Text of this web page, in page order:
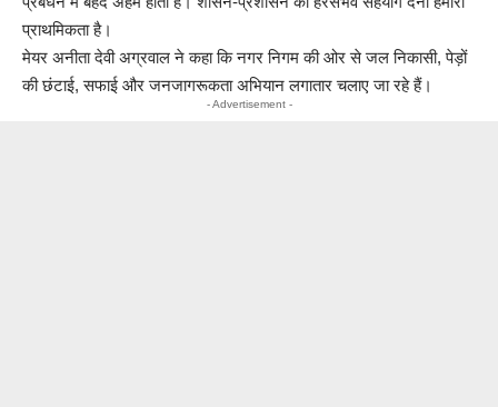
प्राथमिकता है।
मेयर अनीता देवी अग्रवाल ने कहा कि नगर निगम की ओर से जल निकासी, पेड़ों
की छंटाई, सफाई और जनजागरूकता अभियान लगातार चलाए जा रहे हैं।
- Advertisement -